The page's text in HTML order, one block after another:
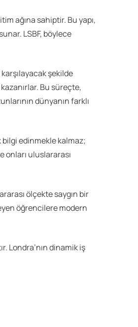
ağına sahiptir. Bu yapı,
LSBF, böylece
şekilde
Bu süreçte,
dünyanın farklı
bilgi edinmekle kalmaz;
onları uluslararası
ölçekte saygın bir
öğrencilere modern
Londra’nın dinamik iş